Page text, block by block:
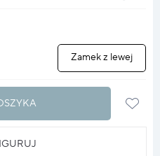
Zamek z lewej